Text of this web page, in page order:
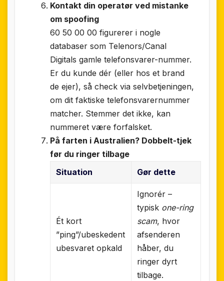
Kontakt din operatør ved mistanke
om spoofing
60 50 00 00 figurerer i nogle
databaser som Telenors/Canal
Digitals gamle telefonsvarer-nummer.
Er du kunde dér (eller hos et brand
de ejer), så check via selvbetjeningen,
om dit faktiske telefonsvarernummer
matcher. Stemmer det ikke, kan
nummeret være forfalsket.
På farten i Australien? Dobbelt-tjek
før du ringer tilbage
Situation
Gør dette
Ét kort
”ping”/ubeskedent
ubesvaret opkald
Ignorér –
typisk one-ring
scam, hvor
afsenderen
håber, du
ringer dyrt
tilbage.